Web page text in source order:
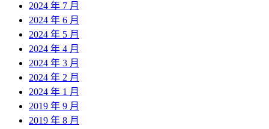
2024 年 7 月
2024 年 6 月
2024 年 5 月
2024 年 4 月
2024 年 3 月
2024 年 2 月
2024 年 1 月
2019 年 9 月
2019 年 8 月